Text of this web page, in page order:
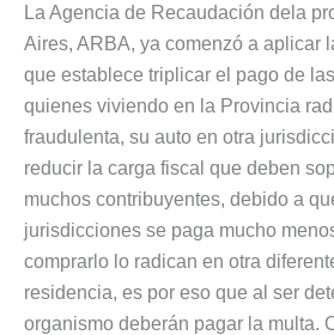
La Agencia de Recaudación dela
Aires, ARBA, ya comenzó a aplicar
que establece triplicar el pago de
quienes viviendo en la Provincia
fraudulenta, su auto en otra
reducir la carga fiscal que deben
muchos contribuyentes, debido a
jurisdicciones se paga mucho
comprarlo lo radican en otra
residencia, es por eso que al ser
organismo deberán pagar la multa.